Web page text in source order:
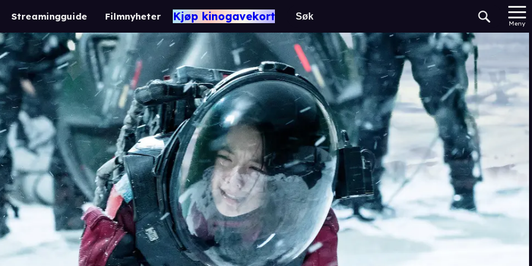
Streamingguide Filmnyheter Kjøp kinogavekort
Meny